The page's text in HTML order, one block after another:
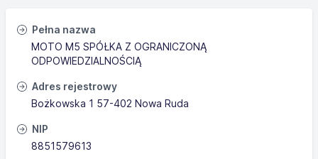
Pełna nazwa
MOTO M5 SPÓŁKA Z OGRANICZONĄ
ODPOWIEDZIALNOŚCIĄ
Adres rejestrowy
Bożkowska 1 57-402 Nowa Ruda
NIP
8851579613